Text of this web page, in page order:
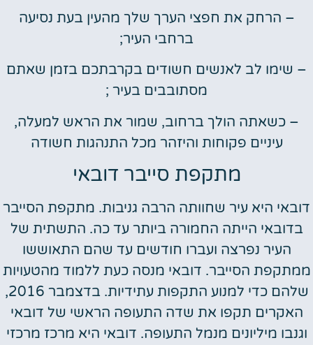
– הרחק את חפצי הערך שלך מהעין בעת נסיעה
ברחבי העיר;
– שימו לב לאנשים חשודים בקרבתכם בזמן שאתם
מסתובבים בעיר ;
– כשאתה הולך ברחוב, שמור את הראש למעלה,
עיניים פקוחות והיזהר מכל התנהגות חשודה
מתקפת סייבר דובאי
דובאי היא עיר שחוותה הרבה גניבות. מתקפת הסייבר
בדובאי הייתה החמורה ביותר עד כה. התשתית של
העיר נפרצה ועברו חודשים עד שהם התאוששו
ממתקפת הסייבר. דובאי מנסה כעת ללמוד מהטעויות
שלהם כדי למנוע התקפות עתידיות. בדצמבר 2016,
האקרים תקפו את שדה התעופה הראשי של דובאי
וגנבו מיליונים מנמל התעופה. דובאי היא מרכז מרכזי